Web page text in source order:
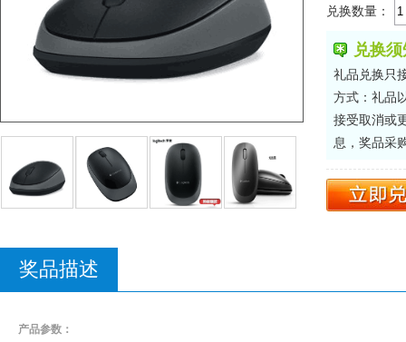
兑换数量：
兑换
礼品兑换只
方式：礼品
接受取消或
息，奖品采
奖品描述
产品参数：